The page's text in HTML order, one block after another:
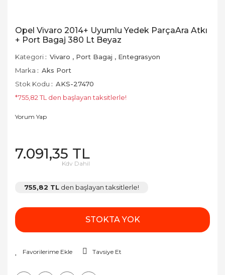
Opel Vivaro 2014+ Uyumlu Yedek ParçaAra Atkı
+ Port Bagaj 380 Lt Beyaz
Kategori Vivaro , Port Bagaj , Entegrasyon
Marka
Aks Port
Stok Kodu
AKS-27470
*755,82 TL den başlayan taksitlerle!
Yorum Yap
7.091,35 TL
Kdv Dahil
755,82 TL den başlayan taksitlerle!
STOKTA YOK
Tavsiye Et